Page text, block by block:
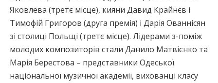
Яковлева (третє місце), кияни Давид Крайнєв і
Тимофій Григоров (друга премія) і Дарія Ованнісян
зі столиці Польщі (третє місце). Лідерами з-поміж
молодих композиторів стали Данило Матвієнко та
Марія Берестова – представники Одеської
національної музичної академії, вихованці класу